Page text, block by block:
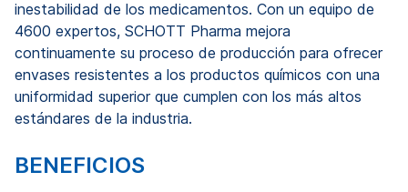
inestabilidad de los medicamentos. Con un equipo de
4600 expertos, SCHOTT Pharma mejora
continuamente su proceso de producción para ofrecer
envases resistentes a los productos químicos con una
uniformidad superior que cumplen con los más altos
estándares de la industria.
BENEFICIOS